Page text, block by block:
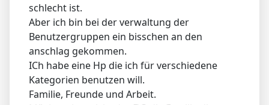
schlecht ist.
Aber ich bin bei der verwaltung der
Benutzergruppen ein bisschen an den
anschlag gekommen.
ICh habe eine Hp die ich für verschiedene
Kategorien benutzen will.
Familie, Freunde und Arbeit.